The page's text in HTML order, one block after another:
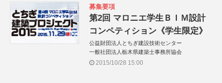
募集要項
第2回 マロニエ学生ＢＩＭ設計
コンペティション《学生限定》
公益財団法人とちぎ建設技術センター
一般社団法人栃木県建築士事務所協会
2015/10/28 15:00